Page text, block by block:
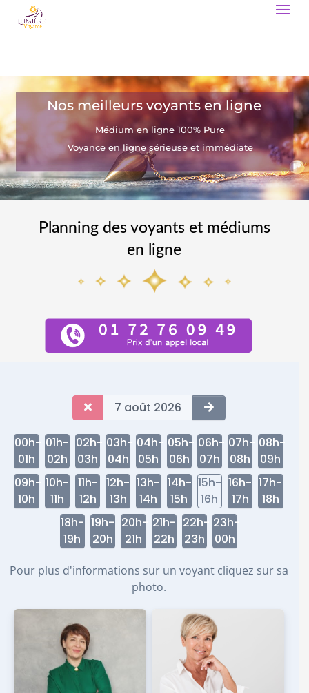
Nos meilleurs voyants en ligne
Médium en ligne 100% Pure
Voyance en ligne sérieuse et immédiate
Planning des voyants et médiums
en ligne